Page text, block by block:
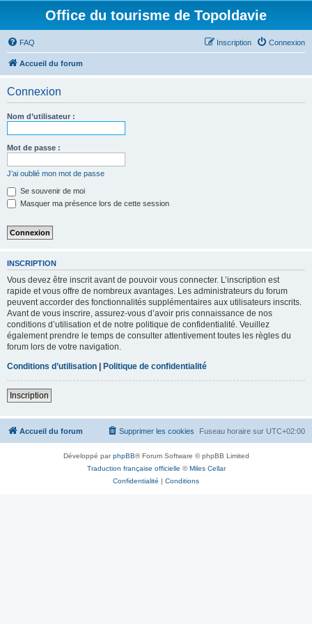
Office du tourisme de Topoldavie
FAQ Connexion
Inscription
Accueil du forum
Connexion
Nom d’utilisateur :
Mot de passe :
J’ai oublié mon mot de passe
Se souvenir de moi
Masquer ma présence lors de cette session
INSCRIPTION
Vous devez être inscrit avant de pouvoir vous connecter. L’inscription est
rapide et vous offre de nombreux avantages. Les administrateurs du forum
peuvent accorder des fonctionnalités supplémentaires aux utilisateurs inscrits.
Avant de vous inscrire, assurez-vous d’avoir pris connaissance de nos
conditions d’utilisation et de notre politique de confidentialité. Veuillez
également prendre le temps de consulter attentivement toutes les règles du
forum lors de votre navigation.
Conditions d’utilisation | Politique de confidentialité
Inscription
Accueil du forum Fuseau horaire sur UTC+02:00
Supprimer les cookies
Développé parphpBB® Forum Software © phpBB Limited
Traduction française officielle ©Miles Cellar
Confidentialité | Conditions